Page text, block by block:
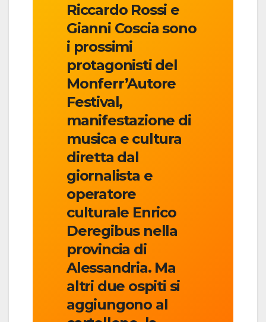
Riccardo Rossi e
Gianni Coscia sono
i prossimi
protagonisti del
Monferr’Autore
Festival,
manifestazione di
musica e cultura
diretta dal
giornalista e
operatore
culturale Enrico
Deregibus nella
provincia di
Alessandria. Ma
altri due ospiti si
aggiungono al